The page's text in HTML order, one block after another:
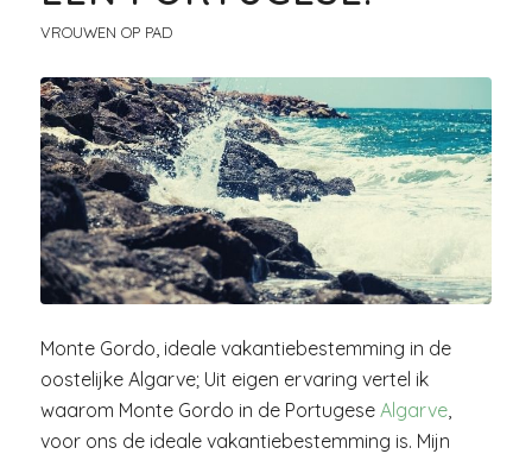
VROUWEN OP PAD
Monte Gordo, ideale vakantiebestemming in de
oostelijke Algarve; Uit eigen ervaring vertel ik
waarom Monte Gordo in de Portugese Algarve,
voor ons de ideale vakantiebestemming is. Mijn